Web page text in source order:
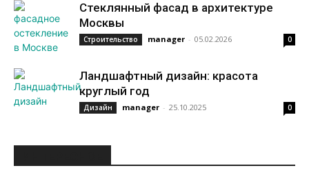
Стеклянный фасад в архитектуре
Москвы
Строительство manager - 05.02.2026 0
Ландшафтный дизайн: красота
круглый год
Дизайн manager - 25.10.2025 0